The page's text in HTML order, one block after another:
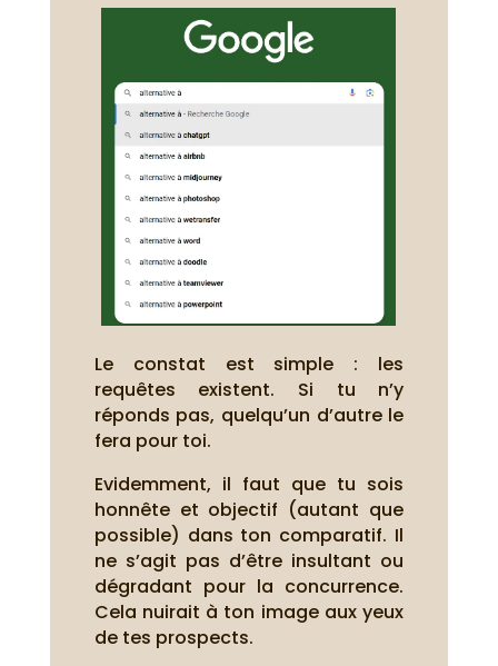
Le constat est simple : les
requêtes existent. Si tu n’y
réponds pas, quelqu’un d’autre le
fera pour toi.
Evidemment, il faut que tu sois
honnête et objectif (autant que
possible) dans ton comparatif. Il
ne s’agit pas d’être insultant ou
dégradant pour la concurrence.
Cela nuirait à ton image aux yeux
de tes prospects.